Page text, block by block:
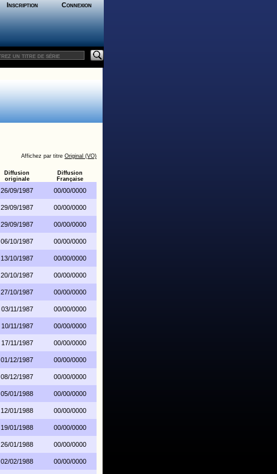
Inscription Connexion
Affichez par titre Original (VO)
Diffusion
originale
Diffusion
Française
26/09/1987
00/00/0000
29/09/1987
00/00/0000
29/09/1987
00/00/0000
06/10/1987
00/00/0000
13/10/1987
00/00/0000
20/10/1987
00/00/0000
27/10/1987
00/00/0000
03/11/1987
00/00/0000
10/11/1987
00/00/0000
17/11/1987
00/00/0000
01/12/1987
00/00/0000
08/12/1987
00/00/0000
05/01/1988
00/00/0000
12/01/1988
00/00/0000
19/01/1988
00/00/0000
26/01/1988
00/00/0000
02/02/1988
00/00/0000